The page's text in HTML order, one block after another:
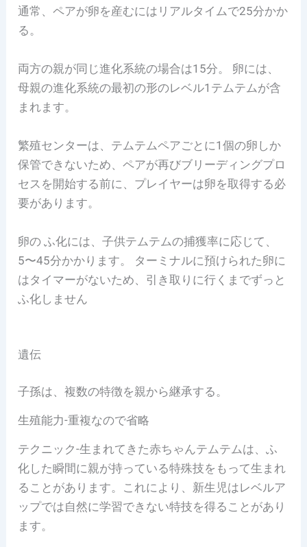
通常、ペアが卵を産むにはリアルタイムで25分かか
る。
両方の親が同じ進化系統の場合は15分。
卵には、
母親の進化系統の最初の形のレベル1テムテムが含
まれます。
繁殖センターは、テムテムペアごとに1個の卵しか
保管できないため、ペアが再びブリーディングプロ
セスを開始する前に、プレイヤーは卵を取得する必
要があります。
卵の ふ化には、子供テムテムの捕獲率に応じて、
5〜45分かかります。
ターミナルに預けられた卵に
はタイマーがないため、引き取りに行くまでずっと
ふ化しません
遺伝
子孫は、複数の特徴を親から継承する。
生殖能力-重複なので省略
テクニック-生まれてきた赤ちゃんテムテムは、ふ
化した瞬間に親が持っている特殊技をもって生まれ
ることがあります。これにより、新生児はレベルア
ップでは自然に学習できない特技を得ることがあり
ます。